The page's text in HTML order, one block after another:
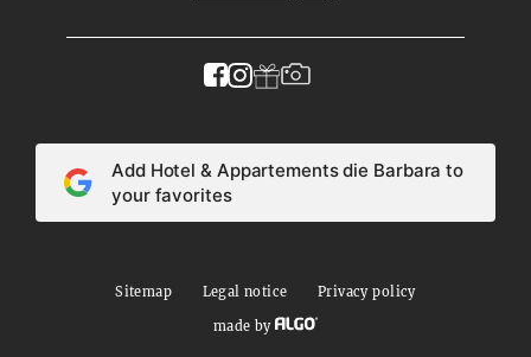
Add Hotel & Appartements die Barbara to
your favorites
Sitemap Legal notice Privacy policy
made by